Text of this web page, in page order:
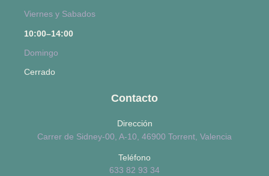
Viernes y Sabados
10:00–14:00
Domingo
Cerrado
Contacto
Dirección
Carrer de Sidney-00, A-10, 46900 Torrent, Valencia
Teléfono
633 82 93 34